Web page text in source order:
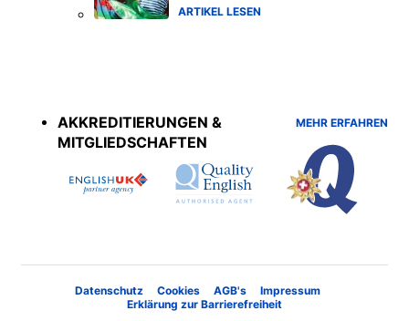
ARTIKEL LESEN
AKKREDITIERUNGEN &
MITGLIEDSCHAFTEN
MEHR ERFAHREN
Datenschutz Cookies AGB's
Impressum
Erklärung zur Barrierefreiheit